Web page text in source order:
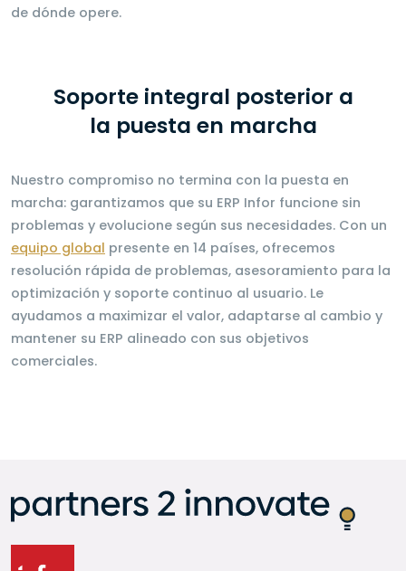
de dónde opere.
Soporte integral posterior a
la puesta en marcha
Nuestro compromiso no termina con la puesta en
marcha: garantizamos que su ERP Infor funcione sin
problemas y evolucione según sus necesidades. Con un
equipo global presente en 14 países, ofrecemos
resolución rápida de problemas, asesoramiento para la
optimización y soporte continuo al usuario. Le
ayudamos a maximizar el valor, adaptarse al cambio y
mantener su ERP alineado con sus objetivos
comerciales.